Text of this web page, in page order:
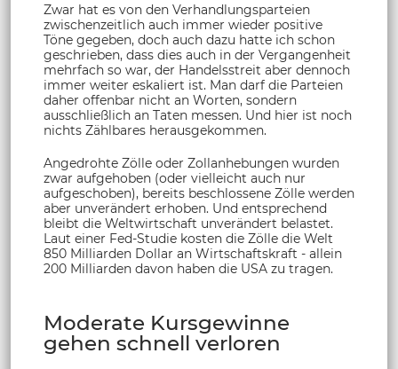
Zwar hat es von den Verhandlungsparteien
zwischenzeitlich auch immer wieder positive
Töne gegeben, doch auch dazu hatte ich schon
geschrieben, dass dies auch in der Vergangenheit
mehrfach so war, der Handelsstreit aber dennoch
immer weiter eskaliert ist. Man darf die Parteien
daher offenbar nicht an Worten, sondern
ausschließlich an Taten messen. Und hier ist noch
nichts Zählbares herausgekommen.
Angedrohte Zölle oder Zollanhebungen wurden
zwar aufgehoben (oder vielleicht auch nur
aufgeschoben), bereits beschlossene Zölle werden
aber unverändert erhoben. Und entsprechend
bleibt die Weltwirtschaft unverändert belastet.
Laut einer Fed-Studie kosten die Zölle die Welt
850 Milliarden Dollar an Wirtschaftskraft - allein
200 Milliarden davon haben die USA zu tragen.
Moderate Kursgewinne
gehen schnell verloren